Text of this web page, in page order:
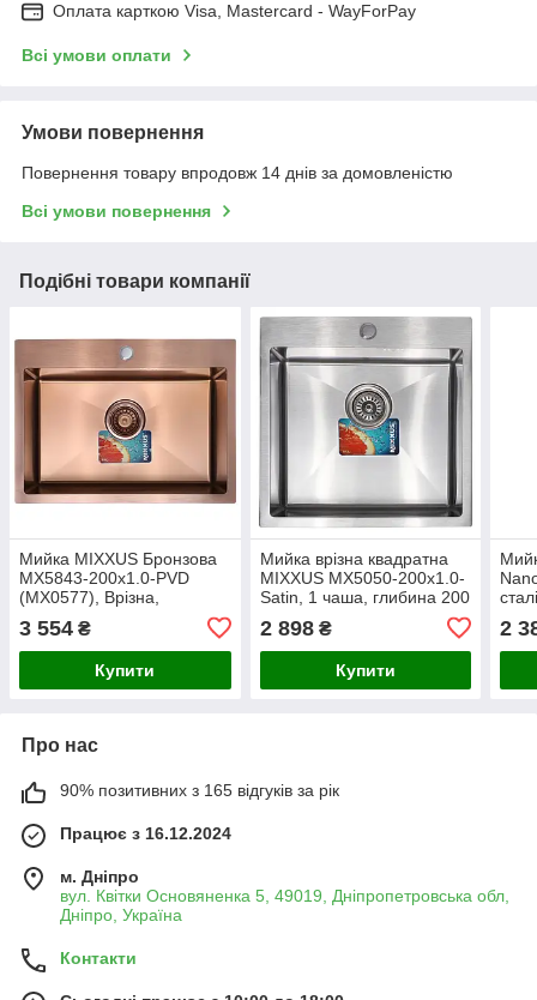
Оплата карткою Visa, Mastercard - WayForPay
Всі умови оплати
Умови повернення
Повернення товару впродовж 14 днів за домовленістю
Всі умови повернення
Подібні товари компанії
Мийка MIXXUS Бронзова
MX5843-200x1.0-PVD
(MX0577), Врізна,
Прямокутна, 580x430 мм
3 554 ₴
Купити
Мийка врізна квадратна
MIXXUS MX5050-200x1.0-
Satin, 1 чаша, глибина 200
мм, PVD, неіржавка сталь,
Німеччина
2 898₴
Купити
1
2
Про нас
90% позитивних з 165 відгуків за рік
Працює з 16.12.2024
м. Дніпро
вул. Квітки Основяненка 5, 49019, Дніпропетровська обл,
Дніпро, Україна
Контакти